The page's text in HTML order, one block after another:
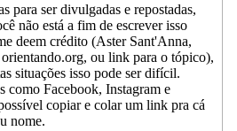
para ser divulgadas e repostadas,
não está a fim de escrever isso
deem crédito (Aster Sant'Anna,
ou link para o tópico),
situações isso pode ser difícil.
como Facebook, Instagram e
copiar e colar um link pra cá
nome.